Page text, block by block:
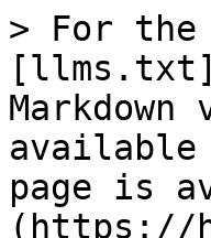
> For the
available
page is
(https://